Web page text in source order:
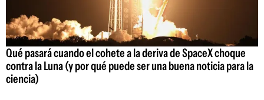
Qué pasará cuando el cohete a la deriva de SpaceX choque
contra la Luna (y por qué puede ser una buena noticia para la
ciencia)